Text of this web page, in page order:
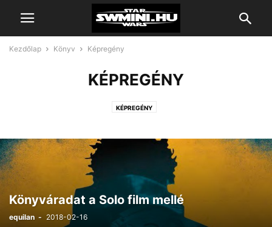
Kezdőlap Könyv Képregény
KÉPREGÉNY
KÉPREGÉNY
Könyváradat a Solo film mellé
equilan - 2018-02-16